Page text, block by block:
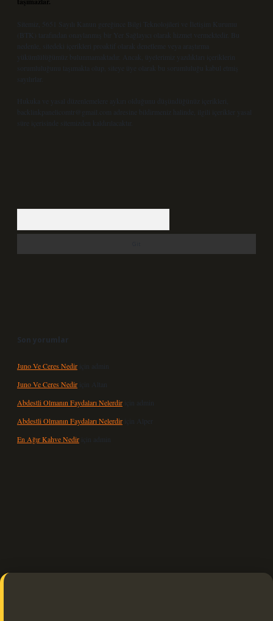
Sitemiz, 5651 Sayılı Kanun gereğince Bilgi Teknolojileri ve İletişim Kurumu
(BTK) tarafından onaylanmış bir Yer Sağlayıcı olarak hizmet vermektedir. Bu
nedenle, sitedeki içerikleri proaktif olarak denetleme veya araştırma
yükümlülüğümüz bulunmamaktadır. Ancak, üyelerimiz yazdıkları içeriklerin
sorumluluğunu taşımakta olup, siteye üye olarak bu sorumluluğu kabul etmiş
sayılırlar.
Hukuka ve yasal düzenlemelere aykırı olduğunu düşündüğünüz içerikleri,
backlinkpanelicomtr@gmail.com
adresine bildirmeniz halinde, ilgili içerikler yasal
süre içerisinde sitemizden kaldırılacaktır.
Son yorumlar
Juno Ve Ceres Nedir için
admin
Juno Ve Ceres Nedir için Altan
Abdestli Olmanın Faydaları Nelerdir için
admin
Abdestli Olmanın Faydaları Nelerdir için Alper
En Ağır Kahve Nedir için admin
güncel